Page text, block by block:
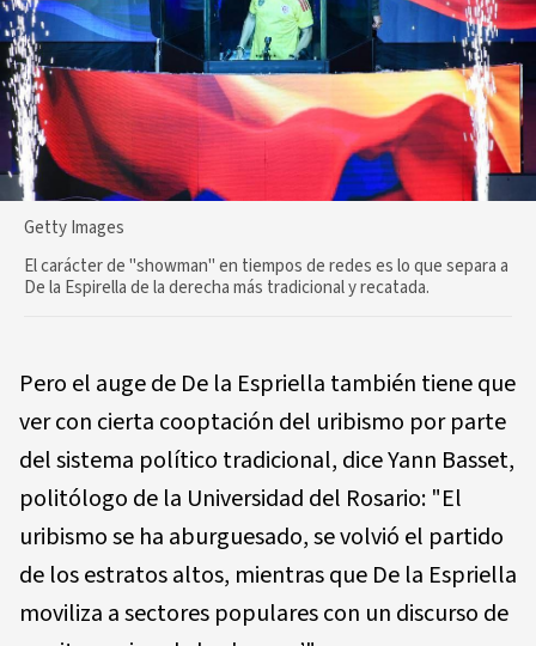
Getty Images
El carácter de "showman" en tiempos de redes es lo que separa a
De la Espirella de la derecha más tradicional y recatada.
Pero el auge de De la Espriella también tiene que
ver con cierta cooptación del uribismo por parte
del sistema político tradicional, dice Yann Basset,
politólogo de la Universidad del Rosario: "El
uribismo se ha aburguesado, se volvió el partido
de los estratos altos, mientras que De la Espriella
moviliza a sectores populares con un discurso de